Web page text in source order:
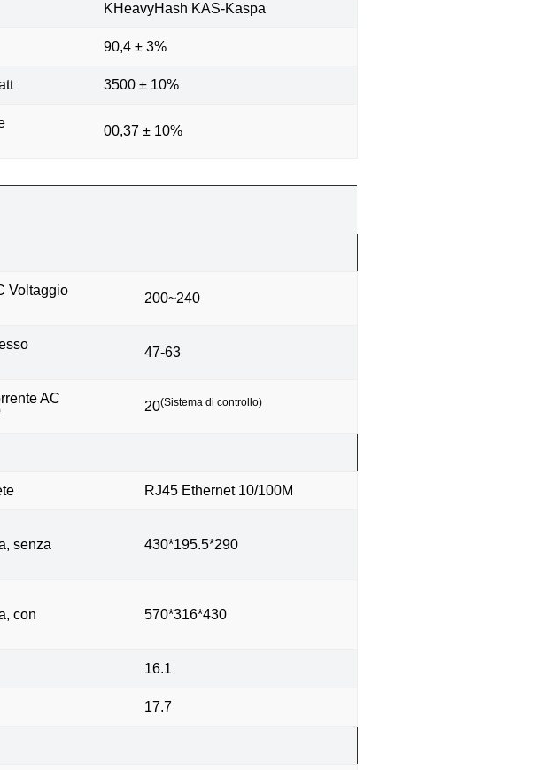
KHeavyHash KAS-Kaspa
90,4 ± 3%
3500 ± 10%
00,37 ± 10%
Voltaggio
200~240
47-63
AC
20(Sistema di controllo)
RJ45 Ethernet 10/100M
senza
430*195.5*290
con
570*316*430
16.1
17.7